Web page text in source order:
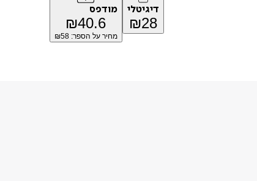
דיגיטלי
₪28
מודפס
₪40.6
מחיר על הספר: ₪58